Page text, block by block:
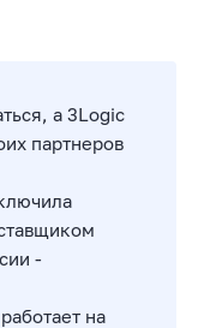
а 3Logic
партнеров
-
на